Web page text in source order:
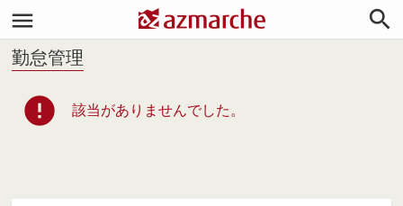


勤怠管理
error 該当がありませんでした。